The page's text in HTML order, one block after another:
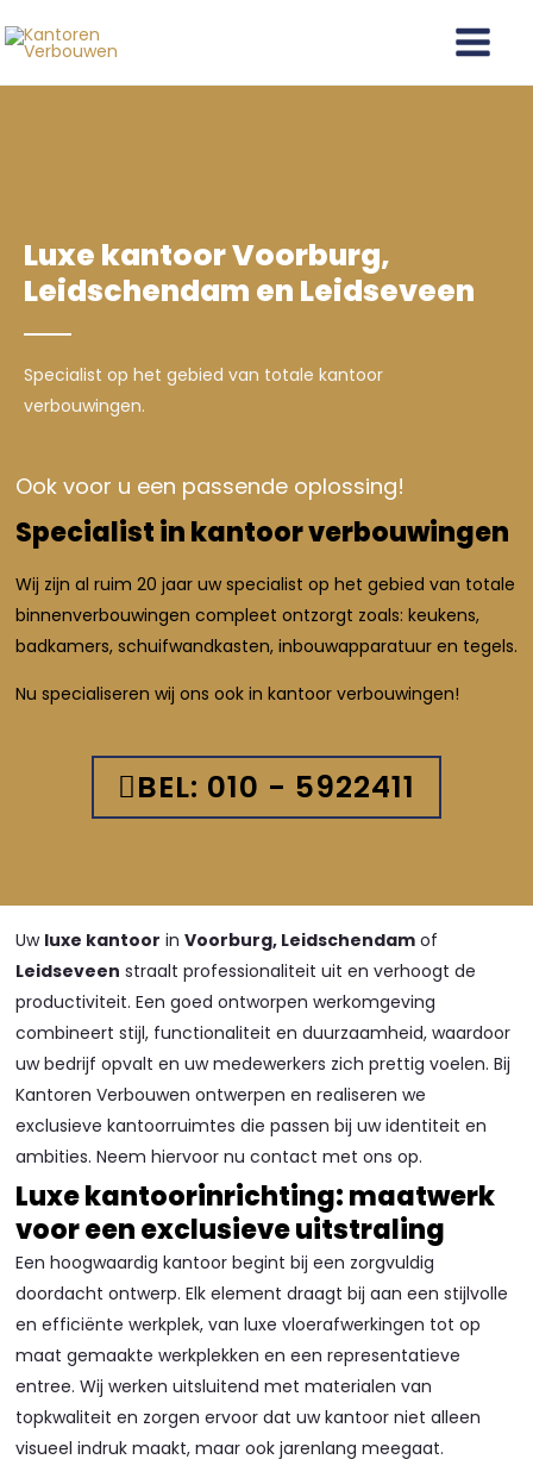
naar
Main
Menu
Luxe kantoor Voorburg,
Leidschendam en Leidseveen
Specialist op het gebied van totale kantoor
verbouwingen.
Ook voor u een passende oplossing!
Specialist in kantoor verbouwingen
Wij zijn al ruim 20 jaar uw specialist op het gebied van totale
binnenverbouwingen compleet ontzorgt zoals: keukens,
badkamers, schuifwandkasten, inbouwapparatuur en tegels.
Nu specialiseren wij ons ook in kantoor verbouwingen!
BEL: 010 - 5922411
Uw luxe kantoor inVoorburg, Leidschendam of
Leidseveen straalt professionaliteit uit en verhoogt de
productiviteit. Een goed ontworpen werkomgeving
combineert stijl, functionaliteit en duurzaamheid, waardoor
uw bedrijf opvalt en uw medewerkers zich prettig voelen. Bij
Kantoren Verbouwen ontwerpen en realiseren we
exclusieve kantoorruimtes die passen bij uw identiteit en
ambities. Neem hiervoor nu contact met ons op.
Luxe kantoorinrichting: maatwerk
voor een exclusieve uitstraling
Een hoogwaardig kantoor begint bij een zorgvuldig
doordacht ontwerp. Elk element draagt bij aan een stijlvolle
en efficiënte werkplek, van luxe vloerafwerkingen tot op
maat gemaakte werkplekken en een representatieve
entree. Wij werken uitsluitend met materialen van
topkwaliteit en zorgen ervoor dat uw kantoor niet alleen
visueel indruk maakt, maar ook jarenlang meegaat.